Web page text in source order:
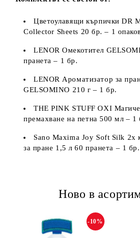
Цветоулавящи кърпички DR
Collector Sheets 20 бр. – 1
LENOR Омекотител
пранета – 1 бр.
LENOR Ароматизатор за
GELSOMINO 210 г – 1 бр.
THE PINK STUFF OXI
премахване на петна 500 мл – 1
Sano Maxima Joy Soft Silk 2х
за пране 1,5 л 60 пранета – 1 бр.
Ново в
-10%